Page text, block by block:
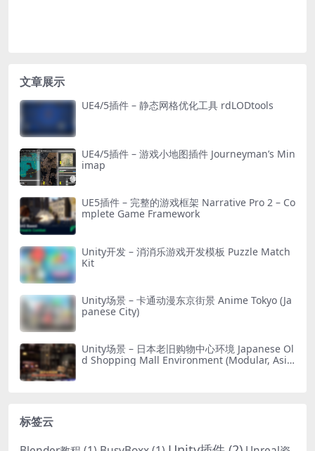
文章展示
UE4/5插件 – 静态网格优化工具 rdLODtools
UE4/5插件 – 游戏小地图插件 Journeyman’s Min
imap
UE5插件 – 完整的游戏框架 Narrative Pro 2 – Co
mplete Game Framework
Unity开发 – 消消乐游戏开发模板 Puzzle Match
Kit
Unity场景 – 卡通动漫东京街景 Anime Tokyo (Ja
panese City)
Unity场景 – 日本老旧购物中心环境 Japanese Ol
d Shopping Mall Environment (Modular, Asia
标签云